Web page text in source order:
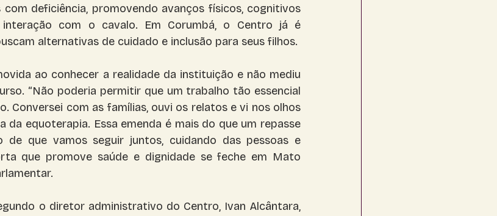
deficiência, promovendo avanços físicos, cognitivos
com o cavalo. Em Corumbá, o Centro já é
alternativas de cuidado e inclusão para seus filhos.
ao conhecer a realidade da instituição e não mediu
“Não poderia permitir que um trabalho tão essencial
Conversei com as famílias, ouvi os relatos e vi nos olhos
da equoterapia. Essa emenda é mais do que um repasse
de que vamos seguir juntos, cuidando das pessoas e
que promove saúde e dignidade se feche em Mato
o diretor administrativo do Centro, Ivan Alcântara,